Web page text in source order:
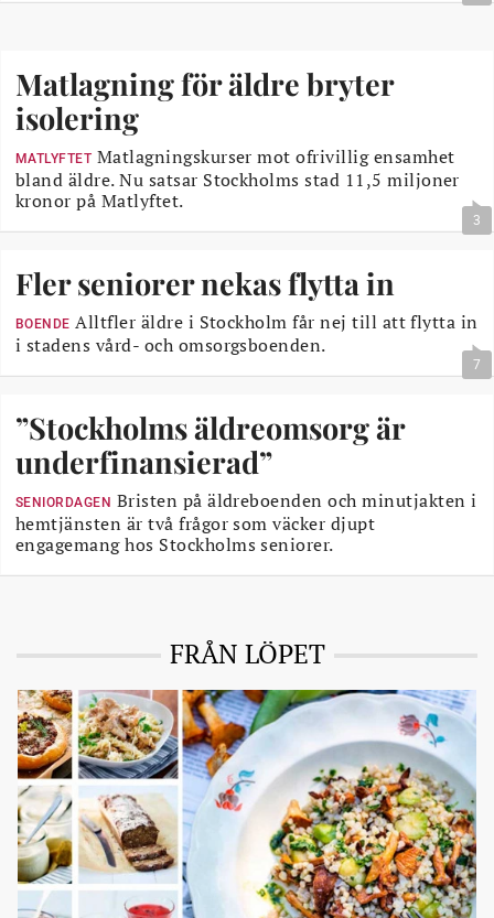
Matlagning för äldre bryter
isolering
MATLYFTET Matlagningskurser mot ofrivillig ensamhet
bland äldre. Nu satsar Stockholms stad 11,5 miljoner
kronor på Matlyftet.
3
Fler seniorer nekas flytta in
BOENDE Alltfler äldre i Stockholm får nej till att flytta in
i stadens vård- och omsorgsboenden.
7
”Stockholms äldreomsorg är
underfinansierad”
SENIORDAGEN Bristen på äldreboenden och minutjakten i
hemtjänsten är två frågor som väcker djupt
engagemang hos Stockholms seniorer.
FRÅN LÖPET